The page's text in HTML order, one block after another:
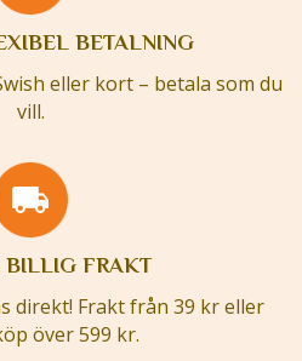
BETALNING
eller kort – betala som du
vill.
BILLIG FRAKT
direkt! Frakt från 39 kr eller
över 599 kr.